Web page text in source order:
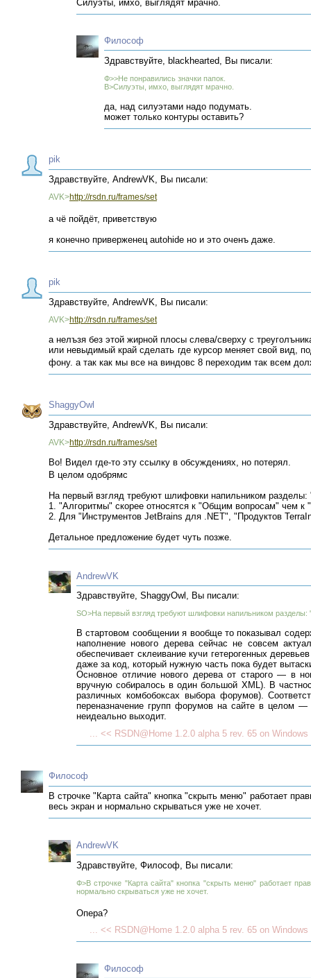
Силуэты, имхо, выглядят мрачно.
Философ
Здравствуйте, blackhearted, Вы писали:
Ф>>Не понравились значки папок.
B>Силуэты, имхо, выглядят мрачно.
да, над силуэтами надо подумать.
может только контуры оставить?
pik
Здравствуйте, AndrewVK, Вы писали:
AVK>http://rsdn.ru/frames/set
а чё пойдёт, приветствую
я конечно приверженец autohide но и это оченъ даже.
pik
Здравствуйте, AndrewVK, Вы писали:
AVK>http://rsdn.ru/frames/set
а нелъзя без этой жирной плосы слева/сверху с
или невыдимый край сделать где курсор меняет свой вид,
фону. а так как мы все на виндовс 8 переходим так всем
ShaggyOwl
Здравствуйте, AndrewVK, Вы писали:
AVK>http://rsdn.ru/frames/set
Во! Видел где-то эту ссылку в обсуждениях, но потерял.
В целом одобрямс
На первый взгляд требуют шлифовки напильником
1. "Алгоритмы" скорее относятся к "Общим вопросам" чем к
2. Для "Инструментов JetBrains для .NET", "Продуктов
Детальное предложение будет чуть позже.
AndrewVK
Здравствуйте, ShaggyOwl, Вы писали:
SO>На первый взгляд требуют шлифовки напильником
В стартовом сообщении я вообще то показывал
наполнение нового дерева сейчас не совсем
обеспечивает склеивание кучи гетерогенных
даже за код, который нужную часть пока будет
Основное отличие нового дерева от старого — в
вручную собиралось в один большой XML). В
различных комбобоксах выбора форумов).
переназначение групп форумов на сайте в целом
неидеально выходит.
... << RSDN@Home 1.2.0 alpha 5 rev. 65 on
Философ
В строчке "Карта сайта" кнопка "скрыть меню" работает
весь экран и нормально скрываться уже не хочет.
AndrewVK
Здравствуйте, Философ, Вы писали:
Ф>В строчке "Карта сайта" кнопка "скрыть меню" работает
нормально скрываться уже не хочет.
Опера?
... << RSDN@Home 1.2.0 alpha 5 rev. 65 on
Философ